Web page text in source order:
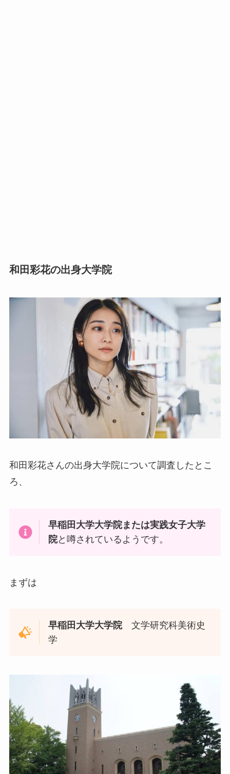
和田彩花の出身大学院
和田彩花さんの出身大学院について調査したとこ
ろ、
早稲田大学大学院または実践女子大学
院と噂されているようです。
まずは
早稲田大学大学院文学研究科美術史
学